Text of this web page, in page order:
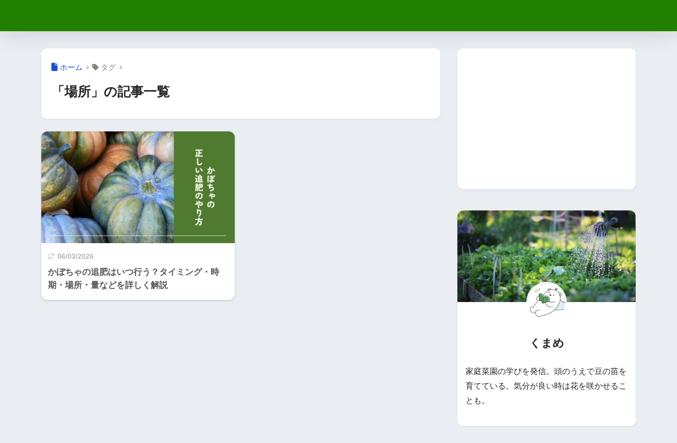
ホーム タグ
「場所」の記事一覧
06/03/2026
かぼちゃの追肥はいつ行う？タイミング・時
期・場所・量などを詳しく解説
くまめ
家庭菜園の学びを発信。頭のうえで豆の苗を
育てている。気分が良い時は花を咲かせるこ
とも。